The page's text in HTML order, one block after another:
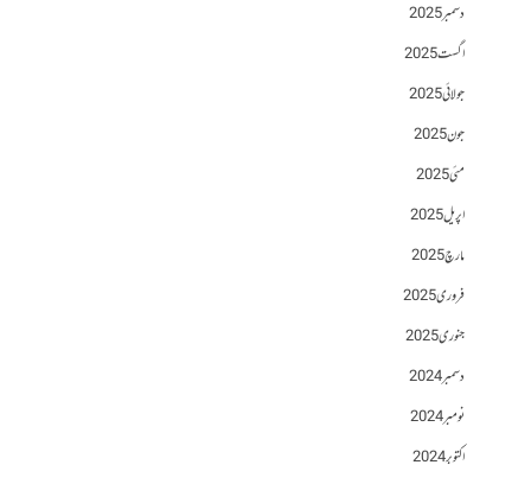
دسمبر 2025
اگست 2025
جولائی 2025
جون 2025
مئی 2025
اپریل 2025
مارچ 2025
فروری 2025
جنوری 2025
دسمبر 2024
نومبر 2024
اکتوبر 2024